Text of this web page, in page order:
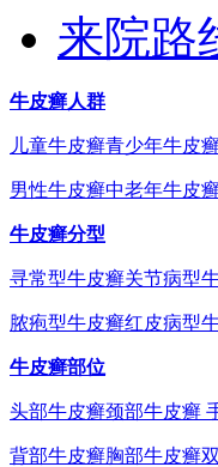
来院路
牛皮癣人群
儿童牛皮癣青少年牛皮
男性牛皮癣中老年牛皮
牛皮癣分型
寻常型牛皮癣关节病型
脓疱型牛皮癣红皮病型
牛皮癣部位
头部牛皮癣颈部牛皮癣
背部牛皮癣胸部牛皮癣